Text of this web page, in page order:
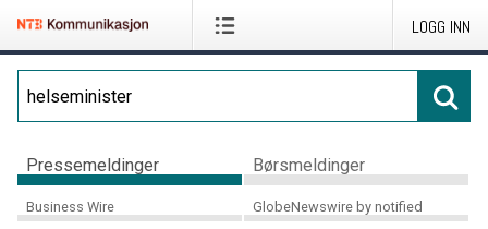
LOGG INN
Pressemeldinger Børsmeldinger
Business Wire GlobeNewswire by notified